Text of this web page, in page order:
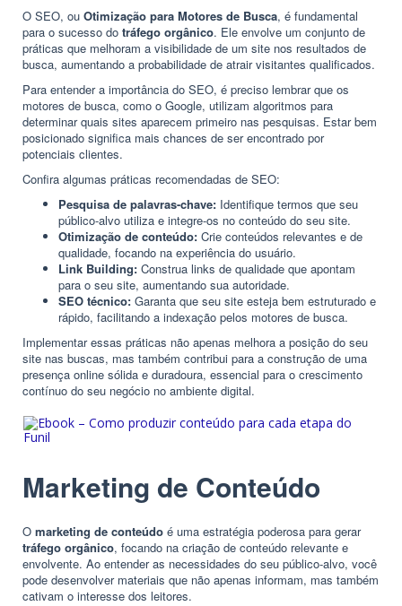
O SEO, ou Otimização para Motores de Busca, é fundamental
para o sucesso do tráfego orgânico. Ele envolve um conjunto de
práticas que melhoram a visibilidade de um site nos resultados de
busca, aumentando a probabilidade de atrair visitantes qualificados.
Para entender a importância do SEO, é preciso lembrar que os
motores de busca, como o Google, utilizam algoritmos para
determinar quais sites aparecem primeiro nas pesquisas. Estar bem
posicionado significa mais chances de ser encontrado por
potenciais clientes.
Confira algumas práticas recomendadas de SEO:
Pesquisa de palavras-chave: Identifique termos que seu
público-alvo utiliza e integre-os no conteúdo do seu site.
Otimização de conteúdo: Crie conteúdos relevantes e de
qualidade, focando na experiência do usuário.
Link Building: Construa links de qualidade que apontam
para o seu site, aumentando sua autoridade.
SEO técnico: Garanta que seu site esteja bem estruturado e
rápido, facilitando a indexação pelos motores de busca.
Implementar essas práticas não apenas melhora a posição do seu
site nas buscas, mas também contribui para a construção de uma
presença online sólida e duradoura, essencial para o crescimento
contínuo do seu negócio no ambiente digital.
Marketing de Conteúdo
O marketing de conteúdo é uma estratégia poderosa para gerar
tráfego orgânico, focando na criação de conteúdo relevante e
envolvente. Ao entender as necessidades do seu público-alvo, você
pode desenvolver materiais que não apenas informam, mas também
cativam o interesse dos leitores.